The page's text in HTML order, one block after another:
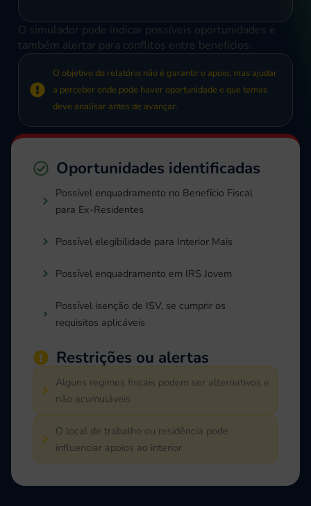
Oportunidades identificadas
Possível enquadramento no Benefício Fiscal
para Ex-Residentes
Possível elegibilidade para Interior Mais
Possível enquadramento em IRS Jovem
Possível isenção de ISV, se cumprir os
requisitos aplicáveis
Restrições ou alertas
Alguns regimes fiscais podem ser alternativos e
não acumuláveis
O local de trabalho ou residência pode
influenciar apoios ao interior
O simulador pode indicar possíveis oportunidades e
também alertar para conflitos entre benefícios.
O objetivo do relatório não é garantir o apoio, mas ajudar
a perceber onde pode haver oportunidade e que temas
deve analisar antes de avançar.